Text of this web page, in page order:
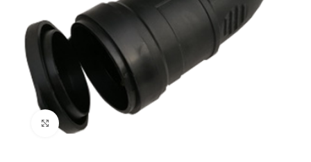
Нажмите, чтобы увеличить